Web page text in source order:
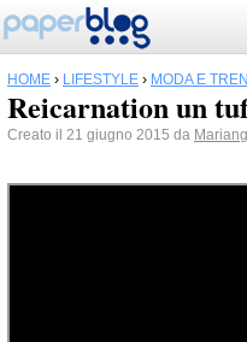
HOME › LIFESTYLE › MODA E
Reicarnation un
Creato il 21 giugno 2015 da